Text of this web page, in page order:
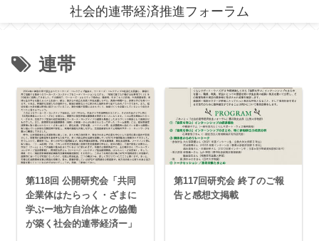
社会的連帯経済推進フォーラム
連帯
第118回 公開研究会「共同
企業体はたらっく・ざまに
学ぶー地方自治体との協働
が築く社会的連帯経済ー」
第117回研究会 終了のご報
告と感想文掲載